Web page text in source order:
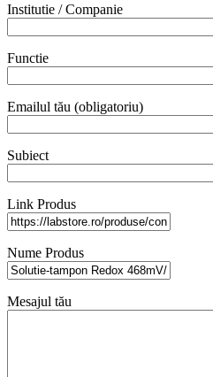
Institutie / Companie
Functie
Emailul tău (obligatoriu)
Subiect
Link Produs
Nume Produs
Mesajul tău